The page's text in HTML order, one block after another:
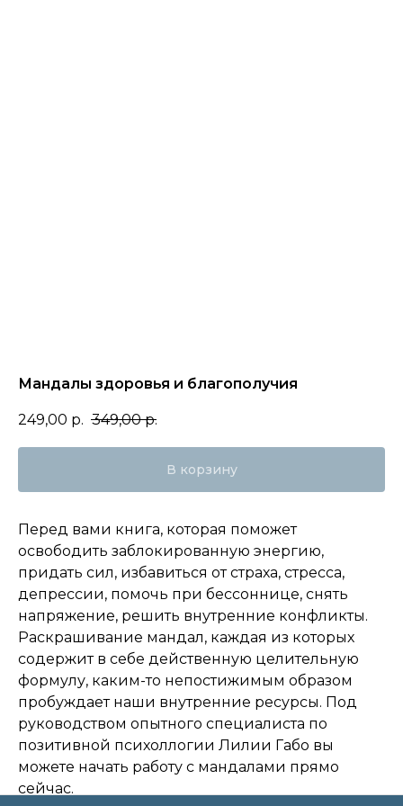
Мандалы здоровья и благополучия
249,00 р. 349,00 р.
В корзину
Перед вами книга, которая поможет
освободить заблокированную энергию,
придать сил, избавиться от страха, стресса,
депрессии, помочь при бессоннице, снять
напряжение, решить внутренние конфликты.
Раскрашивание мандал, каждая из которых
содержит в себе действенную целительную
формулу, каким-то непостижимым образом
пробуждает наши внутренние ресурсы. Под
руководством опытного специалиста по
позитивной психоллогии Лилии Габо вы
можете начать работу с мандалами прямо
сейчас.